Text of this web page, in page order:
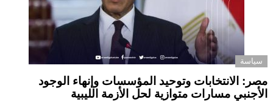
سياسة
مصر: الانتخابات وتوحيد المؤسسات وإنهاء الوجود
الأجنبي مسارات متوازية لحل الأزمة الليبية